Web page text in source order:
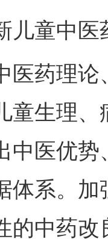
童中医
药理论
童生理
中医优
体系。
的中药